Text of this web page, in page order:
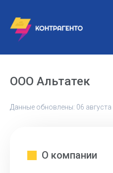
ООО Альтатек
Данные обновлены: 06 августа
О компании